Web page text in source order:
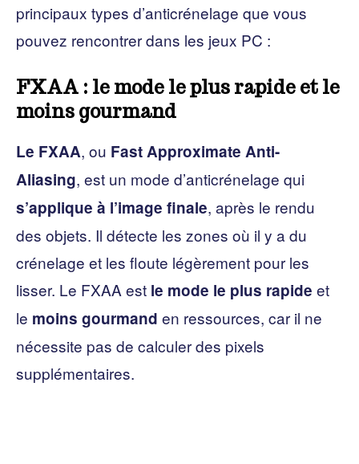
principaux types d’anticrénelage que vous
pouvez rencontrer dans les jeux PC :
FXAA : le mode le plus rapide et le
moins gourmand
Le FXAA, ou Fast Approximate Anti-
Aliasing, est un mode d’anticrénelage qui
s’applique à l’image finale, après le rendu
des objets. Il détecte les zones où il y a du
crénelage et les floute légèrement pour les
lisser. Le FXAA est le mode le plus rapide et
le moins gourmand en ressources, car il ne
nécessite pas de calculer des pixels
supplémentaires.